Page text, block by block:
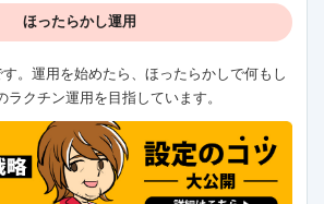
ほったらかし運用
す。運用を始めたら、ほったらかしで何もし
ラクチン運用を目指しています。